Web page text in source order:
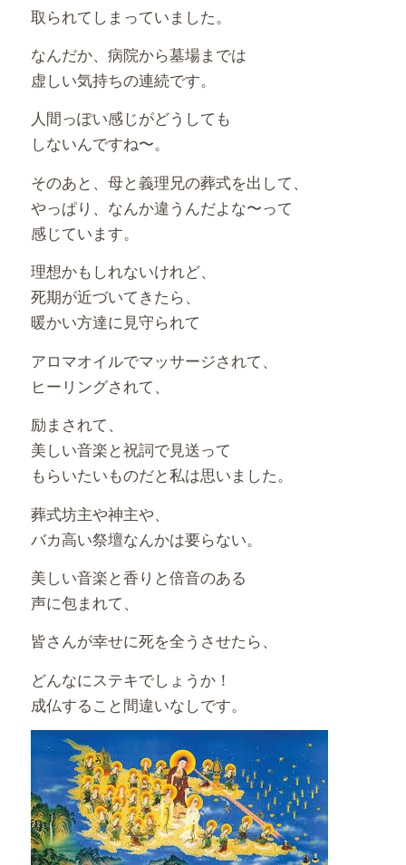
取られてしまっていました。
なんだか、病院から墓場までは
虚しい気持ちの連続です。
人間っぽい感じがどうしても
しないんですね〜。
そのあと、母と義理兄の葬式を出して、
やっぱり、なんか違うんだよな〜って
感じています。
理想かもしれないけれど、
死期が近づいてきたら、
暖かい方達に見守られて
アロマオイルでマッサージされて、
ヒーリングされて、
励まされて、
美しい音楽と祝詞で見送って
もらいたいものだと私は思いました。
葬式坊主や神主や、
バカ高い祭壇なんかは要らない。
美しい音楽と香りと倍音のある
声に包まれて、
皆さんが幸せに死を全うさせたら、
どんなにステキでしょうか！
成仏すること間違いなしです。